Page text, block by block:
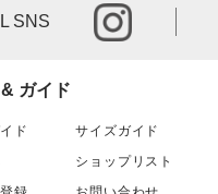
SNS
instagram
ガイド
ド
サイズガイド
ショップリスト